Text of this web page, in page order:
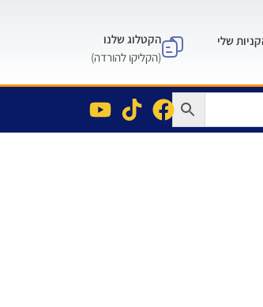
שלי
הקטלוג שלנו
(הקליקו להורדה)